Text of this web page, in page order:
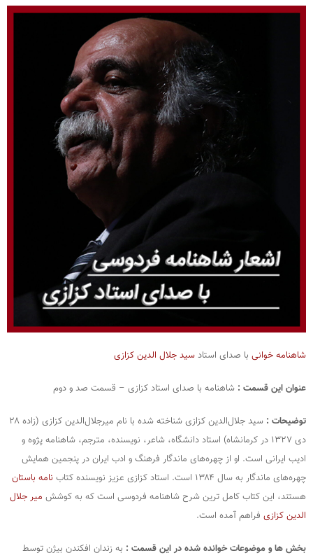
شاهنامه خوانی با صدای استاد سید جلال الدین کزازی
عنوان این قسمت : شاهنامه با صدای استاد کزازی – قسمت صد و دوم
توضیحات :
سید جلال‌الدین کزازی شناخته‌ شده با نام میرجلال‌الدین کزازی (زاده ۲۸
دی ۱۳۲۷ در کرمانشاه) استاد دانشگاه، شاعر، نویسنده، مترجم، شاهنامه‌ پژوه و
ادیب ایرانی است. او از چهره‌های ماندگار فرهنگ و ادب ایران در پنجمین همایش
چهره‌های ماندگار به سال ۱۳۸۴ است. استاد کزازی عزیز نویسنده کتاب
نامه باستان
هستند، این کتاب کامل ترین شرح شاهنامه فردوسی است که به کوشش میر جلال
الدین کزازی فراهم آمده است.
بخش ها و موضوعات خوانده شده در این قسمت : به زندان افکندن بیژن توسط